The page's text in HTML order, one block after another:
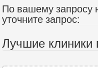
По вашему запросу
уточните запрос:
Лучшие клиники